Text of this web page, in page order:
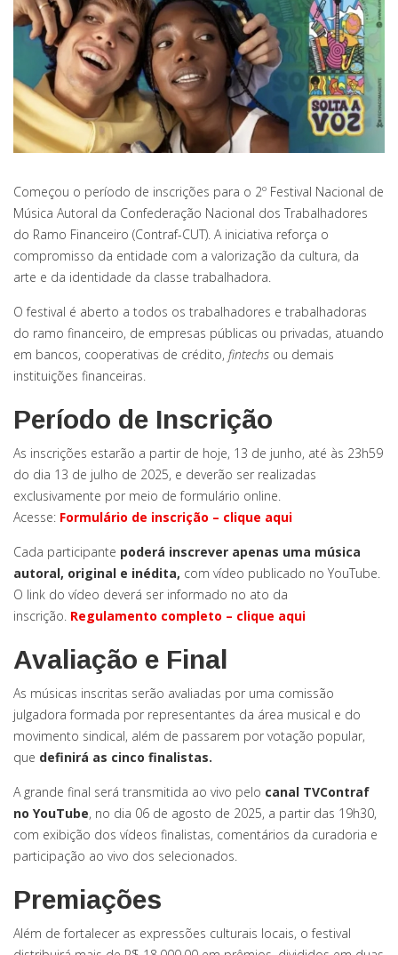
Começou o período de inscrições para o 2º Festival Nacional de
Música Autoral da Confederação Nacional dos Trabalhadores
do Ramo Financeiro (Contraf-CUT). A iniciativa reforça o
compromisso da entidade com a valorização da cultura, da
arte e da identidade da classe trabalhadora.
O festival é aberto a todos os trabalhadores e trabalhadoras
do ramo financeiro, de empresas públicas ou privadas, atuando
em bancos, cooperativas de crédito, fintechs ou demais
instituições financeiras.
Período de Inscrição
As inscrições estarão a partir de hoje, 13 de junho, até às 23h59
do dia 13 de julho de 2025, e deverão ser realizadas
exclusivamente por meio de formulário online.
Acesse: Formulário de inscrição – clique aqui
Cada participante poderá inscrever apenas uma música
autoral, original e inédita, com vídeo publicado no YouTube.
O link do vídeo deverá ser informado no ato da
inscrição. Regulamento completo – clique aqui
Avaliação e Final
As músicas inscritas serão avaliadas por uma comissão
julgadora formada por representantes da área musical e do
movimento sindical, além de passarem por votação popular,
que definirá as cinco finalistas.
A grande final será transmitida ao vivo pelo canal TVContraf
no YouTube, no dia 06 de agosto de 2025, a partir das 19h30,
com exibição dos vídeos finalistas, comentários da curadoria e
participação ao vivo dos selecionados.
Premiações
Além de fortalecer as expressões culturais locais, o festival